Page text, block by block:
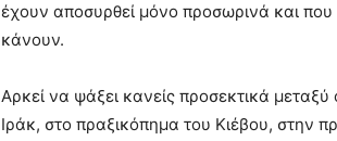
έχουν αποσυρθεί μόνο προσωρινά και
κάνουν.
Αρκεί να ψάξει κανείς προσεκτικά
Ιράκ, στο πραξικόπημα του Κιέβου, στην